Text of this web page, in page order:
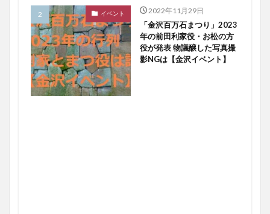
イベント 2022年11月29日
「金沢百万石まつり」2023
年の前田利家役・お松の方
役が発表 物議醸した写真撮
影NGは【金沢イベント】